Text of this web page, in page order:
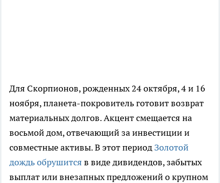
Для Скорпионов, рожденных 24 октября, 4 и 16
ноября, планета-покровитель готовит возврат
материальных долгов. Акцент смещается на
восьмой дом, отвечающий за инвестиции и
совместные активы. В этот период Золотой
дождь обрушится в виде дивидендов, забытых
выплат или внезапных предложений о крупном